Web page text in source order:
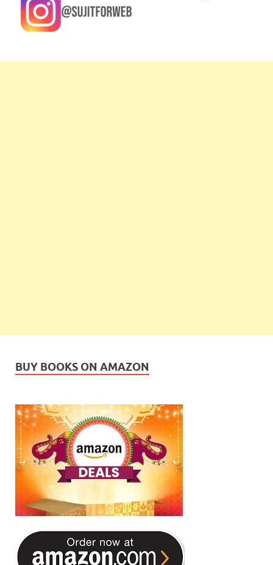
BUY BOOKS ON AMAZON